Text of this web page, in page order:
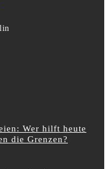
Wer hilft heute
die Grenzen?